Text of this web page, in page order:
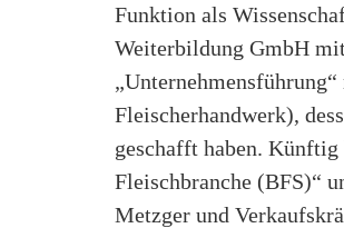
Funktion als
Weiterbildung GmbH
Fleischerhandwerk),
geschafft haben.
Fleischbranche (BFS)“
Metzger und